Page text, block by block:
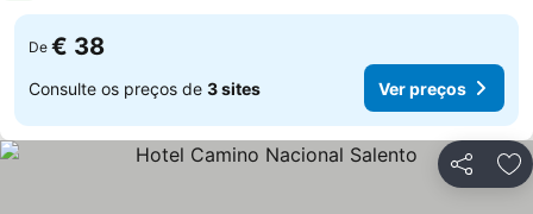
De € 38
Consulte os preços de 3 sites Ver preços
Partilhar